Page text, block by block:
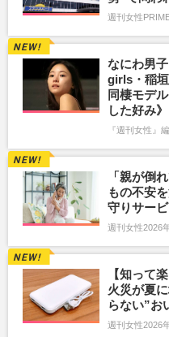
週刊女性
なにわ男
girls・稲
同棲モデ
した好み
『週刊女性』
「親が倒
もの不安
守りサー
週刊女性2026
【知って
火災が夏
らない”お
週刊女性2026